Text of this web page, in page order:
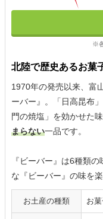
※
北陸で歴史あるお菓
1970年の発売以来、富
ーバー』。「日高昆布
門の焼塩」を効かせた味
まらない一品です。
『ビーバー』は6種類
な『ビーバー』の味を楽
お土産の種類 お